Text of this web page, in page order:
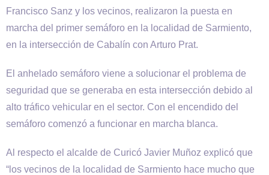
Francisco Sanz y los vecinos, realizaron la puesta en
marcha del primer semáforo en la localidad de Sarmiento,
en la intersección de Cabalín con Arturo Prat.
El anhelado semáforo viene a solucionar el problema de
seguridad que se generaba en esta intersección debido al
alto tráfico vehicular en el sector. Con el encendido del
semáforo comenzó a funcionar en marcha blanca.
Al respecto el alcalde de Curicó Javier Muñoz explicó que
“los vecinos de la localidad de Sarmiento hace mucho que